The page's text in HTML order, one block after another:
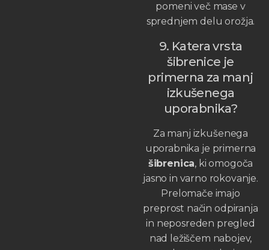
pomeni več mase v
sprednjem delu orožja.
9. Katera vrsta
šibrenice je
primerna za manj
izkušenega
uporabnika?
Za manj izkušenega
uporabnika je primerna
šibrenica, ki omogoča
jasno in varno rokovanje.
Prelomače imajo
preprost način odpiranja
in neposreden pregled
nad ležiščem nabojev,